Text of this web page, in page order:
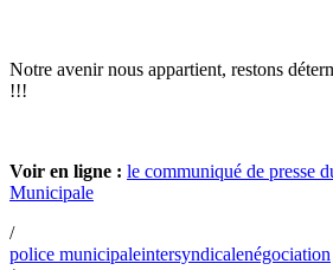
Notre avenir nous appartient, restons
!!!
Voir en ligne : le communiqué de presse
Municipale
/
police municipaleintersyndicalenégociation